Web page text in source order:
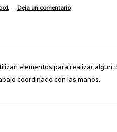
— Deja un comentario
elementos para realizar algún
coordinado con las manos.